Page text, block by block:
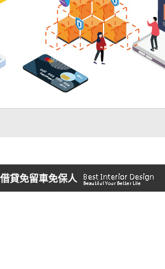
貸免留車免保人